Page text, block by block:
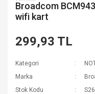
Broadcom
wifi kart
299,93 TL
Kategori
Marka
Stok Kodu